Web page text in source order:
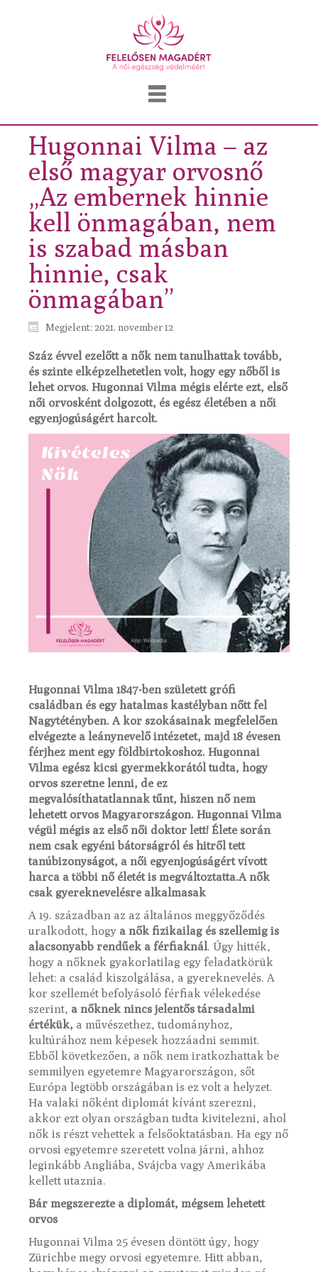
Hugonnai Vilma – az
első magyar orvosnő
„Az embernek hinnie
kell önmagában, nem
is szabad másban
hinnie, csak
önmagában”
Megjelent: 2021. november 12
Száz évvel ezelőtt a nők nem tanulhattak tovább,
és szinte elképzelhetetlen volt, hogy egy nőből is
lehet orvos. Hugonnai Vilma mégis elérte ezt, első
női orvosként dolgozott, és egész életében a női
egyenjogúságért harcolt.
Hugonnai Vilma 1847-ben született grófi
családban és egy hatalmas kastélyban nőtt fel
Nagytétényben. A kor szokásainak megfelelően
elvégezte a leánynevelő intézetet, majd 18 évesen
férjhez ment egy földbirtokoshoz. Hugonnai
Vilma egész kicsi gyermekkorától tudta, hogy
orvos szeretne lenni, de ez
megvalósíthatatlannak tűnt, hiszen nő nem
lehetett orvos Magyarországon. Hugonnai Vilma
végül mégis az első női doktor lett! Élete során
nem csak egyéni bátorságról és hitről tett
tanúbizonyságot, a női egyenjogúságért vívott
harca a többi nő életét is megváltoztatta.A nők
csak gyereknevelésre alkalmasak
A 19. században az az általános meggyőződés
uralkodott, hogy a nők fizikailag és szellemig is
alacsonyabb rendűek a férfiaknál. Úgy hitték,
hogy a nőknek gyakorlatilag egy feladatkörük
lehet: a család kiszolgálása, a gyereknevelés. A
kor szellemét befolyásoló férfiak vélekedése
szerint, a nőknek nincs jelentős társadalmi
értékük, a művészethez, tudományhoz,
kultúrához nem képesek hozzáadni semmit.
Ebből következően, a nők nem iratkozhattak be
semmilyen egyetemre Magyarországon, sőt
Európa legtöbb országában is ez volt a helyzet.
Ha valaki nőként diplomát kívánt szerezni,
akkor ezt olyan országban tudta kivitelezni, ahol
nők is részt vehettek a felsőoktatásban. Ha egy nő
orvosi egyetemre szeretett volna járni, ahhoz
leginkább Angliába, Svájcba vagy Amerikába
kellett utaznia.
Bár megszerezte a diplomát, mégsem lehetett
orvos
Hugonnai Vilma 25 évesen döntött úgy, hogy
Zürichbe megy orvosi egyetemre. Hitt abban,